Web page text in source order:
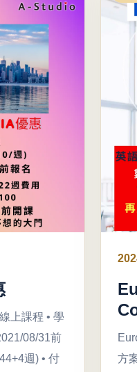
上課程 • 學
08/31前
週) • 付
方